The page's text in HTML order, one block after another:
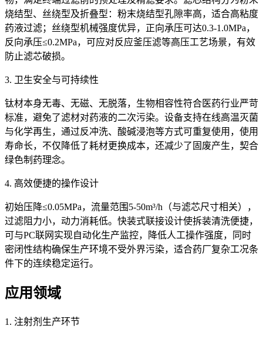
烧结型、丝绕型及折叠型：粉末烧结型孔隙率高，适合高粘度
药液过滤；丝绕型机械强度优异，正向承压可达0.3-1.0MPa，
反向承压≤0.2MPa，可应对反应釜压滤等高压工艺场景，有效
防止滤芯破损。
3. 卫生安全与可持续性
钛材本身无毒、无磁、无脱落，生物相容性符合医药行业严苛
标准，避免了滤材对药液的二次污染。设备支持在线高温灭菌
与化学再生，通过反冲洗、酸碱浸泡等方式可重复使用，使用
寿命长，不仅降低了耗材更换成本，还减少了固废产生，契合
绿色制药理念。
4. 高效便捷的操作设计
初始压降≤0.05MPa，流量范围5-50m³/h（与滤芯尺寸相关），
过滤阻力小，动力消耗低。快装式联接设计使拆装清洗便捷，
可与PC联网实现自动化生产监控，降低人工操作强度，同时
密闭性结构确保生产环境不受外界污染，适合药厂复杂工况条
件下的连续稳定运行。
应用领域
1. 注射剂生产环节